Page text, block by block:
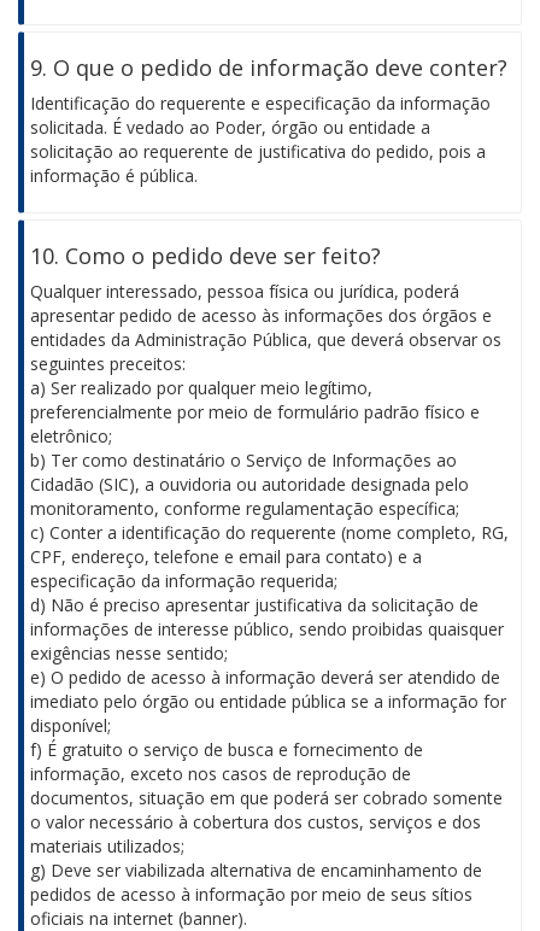
9. O que o pedido de informação deve conter?
Identificação do requerente e especificação da informação
solicitada. É vedado ao Poder, órgão ou entidade a
solicitação ao requerente de justificativa do pedido, pois a
informação é pública.
10. Como o pedido deve ser feito?
Qualquer interessado, pessoa física ou jurídica, poderá
apresentar pedido de acesso às informações dos órgãos e
entidades da Administração Pública, que deverá observar os
seguintes preceitos:
a) Ser realizado por qualquer meio legítimo,
preferencialmente por meio de formulário padrão físico e
eletrônico;
b) Ter como destinatário o Serviço de Informações ao
Cidadão (SIC), a ouvidoria ou autoridade designada pelo
monitoramento, conforme regulamentação específica;
c) Conter a identificação do requerente (nome completo, RG,
CPF, endereço, telefone e email para contato) e a
especificação da informação requerida;
d) Não é preciso apresentar justificativa da solicitação de
informações de interesse público, sendo proibidas quaisquer
exigências nesse sentido;
e) O pedido de acesso à informação deverá ser atendido de
imediato pelo órgão ou entidade pública se a informação for
disponível;
f) É gratuito o serviço de busca e fornecimento de
informação, exceto nos casos de reprodução de
documentos, situação em que poderá ser cobrado somente
o valor necessário à cobertura dos custos, serviços e dos
materiais utilizados;
g) Deve ser viabilizada alternativa de encaminhamento de
pedidos de acesso à informação por meio de seus sítios
oficiais na internet (banner).